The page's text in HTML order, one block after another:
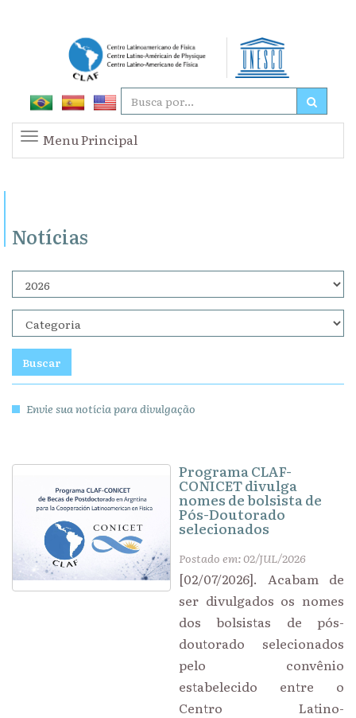
Menu Principal
Notícias
Buscar
Envie sua notícia para divulgação
Programa CLAF-
CONICET divulga
nomes de bolsista de
Pós-Doutorado
selecionados
Postado em: 02/JUL/2026
[02/07/2026]. Acabam de
ser divulgados os nomes
dos bolsistas de pós-
doutorado selecionados
pelo convênio
estabelecido entre o
Centro Latino-